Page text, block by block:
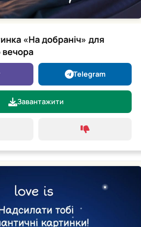
«На добраніч» для
вечора
Telegram
Завантажити